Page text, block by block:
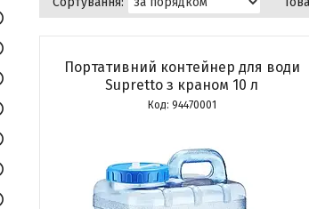
Портативний контейнер для води
Supretto з краном 10 л
94470001